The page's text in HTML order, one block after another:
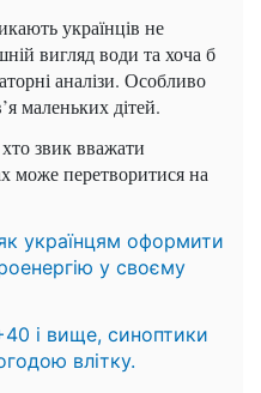
українців не
вигляд води та хоча б
аналізи. Особливо
маленьких дітей.
звик вважати
може перетворитися на
українцям оформити
у своєму
і вище, синоптики
влітку.